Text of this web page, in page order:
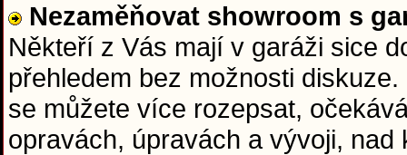
Nezaměňovat showroom s
Někteří z Vás mají v garáži sice
přehledem bez možnosti
se můžete více rozepsat,
opravách, úpravách a vývoji,